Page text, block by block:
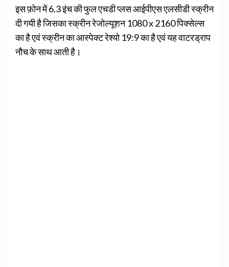
इस फ़ोन में 6.3 इंच की फुल एचडी प्लस आईपीएस एलसीडी स्क्रीन
दी गयी है जिसका स्क्रीन रेजोल्यूशन 1080 x 2160 पिक्सेल्स
का है एवं स्क्रीन का आस्पेक्ट रेश्यो 19:9 का है एवं यह वाटरड्राप
नौच के साथ आती है।